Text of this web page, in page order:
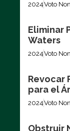
2024Voto
Eliminar
Waters
2024Voto
Revocar
para el
2024Voto
Obstruir